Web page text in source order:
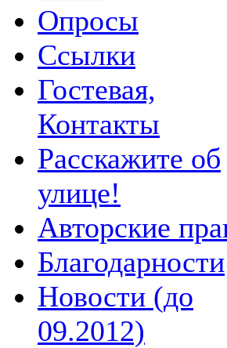
Опросы
Ссылки
Гостевая,
Контакты
Расскажите об
улице!
Авторские
Благодарности
Новости (до
09.2012)